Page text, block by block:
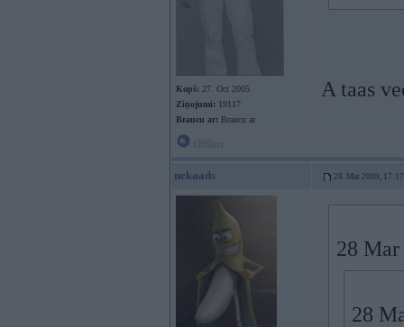
Kopš: 27. Oct 2005
Ziņojumi: 19117
Braucu ar: Braucu ar
A taas
nekaads 28. Mar 2009, 17:17
28
28